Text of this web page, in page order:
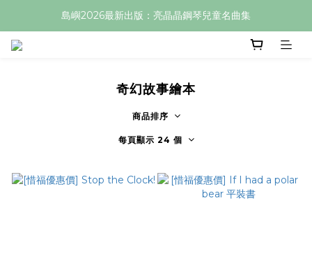
島嶼2026最新出版：亮晶晶鋼琴兒童名曲集
奇幻故事繪本
商品排序
每頁顯示 24 個